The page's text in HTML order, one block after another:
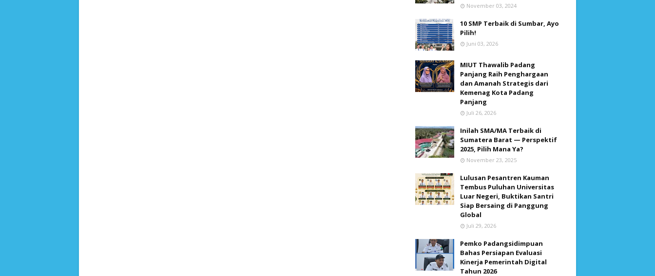
November 03, 2024
10 SMP Terbaik di Sumbar, Ayo
Pilih!
Juni 03, 2026
MIUT Thawalib Padang
Panjang Raih Penghargaan
dan Amanah Strategis dari
Kemenag Kota Padang
Panjang
Juli 26, 2026
Inilah SMA/MA Terbaik di
Sumatera Barat — Perspektif
2025, Pilih Mana Ya?
November 23, 2025
Lulusan Pesantren Kauman
Tembus Puluhan Universitas
Luar Negeri, Buktikan Santri
Siap Bersaing di Panggung
Global
Juli 29, 2026
Pemko Padangsidimpuan
Bahas Persiapan Evaluasi
Kinerja Pemerintah Digital
Tahun 2026